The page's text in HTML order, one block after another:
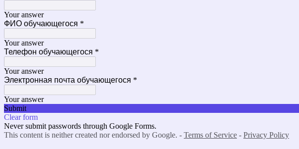
Your answer
ФИО обучающегося *
Your answer
Телефон обучающегося *
Your answer
Электронная почта обучающегося *
Your answer
Submit
Clear form
Never submit passwords through Google Forms.
This content is neither created nor endorsed by Google. - Terms of Service - Privacy Policy